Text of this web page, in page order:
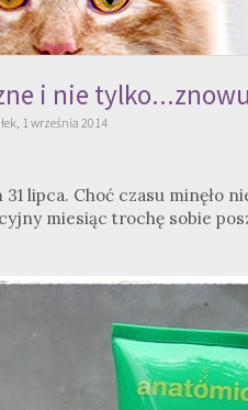
i nie
1 września 2014
31 lipca. Choć czasu minęło
miesiąc trochę sobie